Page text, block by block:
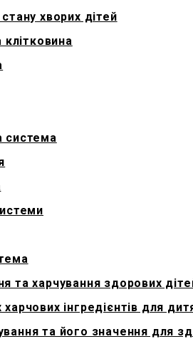
хворих дітей
клітковина
система
та харчування здорових
інгредієнтів для
та його значення для